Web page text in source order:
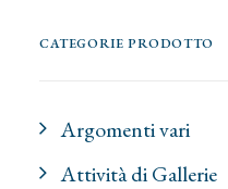
CATEGORIE PRODOTTO
Argomenti vari
Attività di Gallerie